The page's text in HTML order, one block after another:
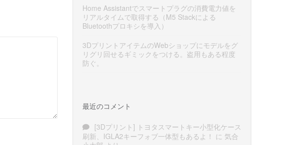
Home Assistantでスマートプラグの消費電力値を
リアルタイムで取得する（M5 Stackによる
Bluetoothプロキシを導入）
3DプリントアイテムのWebショップにモデルをグ
リグリ回せるギミックをつける。盗用もある程度
防ぐ。
最近のコメント
[3Dプリント] トヨタスマートキー小型化ケース
刷新、IGLA2キーフォブ一体型もあるよ！ に 気合